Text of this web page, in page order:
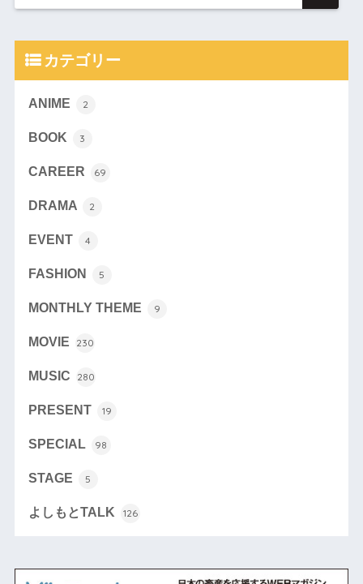
カテゴリー
ANIME 2
BOOK 3
CAREER 69
DRAMA 2
EVENT 4
FASHION 5
MONTHLY THEME 9
MOVIE 230
MUSIC 280
PRESENT 19
SPECIAL 98
STAGE 5
よしもとTALK 126